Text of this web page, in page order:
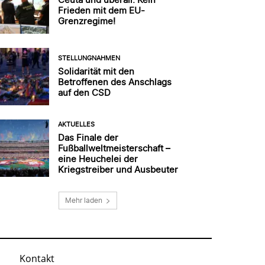
Frieden mit dem EU-
Grenzregime!
STELLUNGNAHMEN
Solidarität mit den
Betroffenen des Anschlags
auf den CSD
AKTUELLES
Das Finale der
Fußballweltmeisterschaft –
eine Heuchelei der
Kriegstreiber und Ausbeuter
Mehr laden
Kontakt